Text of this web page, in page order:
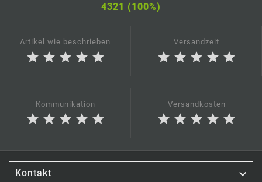
4321 (100%)
Artikel wie beschrieben
star star star star star
Versandzeit
star star star star star
Kommunikation
star star star star star
Versandkosten
star star star star star
Kontakt 